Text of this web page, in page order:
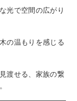
光で空間の広がり
の温もりを感じる
渡せる、家族の繋